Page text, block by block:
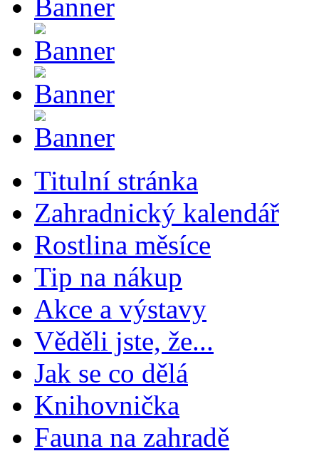
Titulní stránka
Zahradnický kalendář
Rostlina měsíce
Tip na nákup
Akce a výstavy
Věděli jste, že...
Jak se co dělá
Knihovnička
Fauna na zahradě